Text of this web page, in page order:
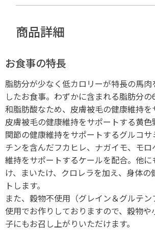
商品詳細
お食事の特長
脂肪分が少なく低カロリーが特長の馬肉
したお食事。わずかに含まれる脂肪分
和脂肪酸なため、皮膚被毛の健康維持を
皮膚被毛の健康維持をサポートする黄色
関節の健康維持をサポートするグルコサ
チンを含んだフカヒレ、ナガイモ、モ
維持をサポートするケールを配合。他に
け、まいたけ、クロレラを加え、身体の
トします。
また、穀物不使用（グレイン＆グルテ
使用でお作りしておりますので、穀物や
子にもお召し上がりいただけます。